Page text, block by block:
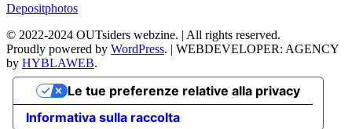
Depositphotos
© 2022-2024 OUTsiders webzine. | All rights reserved.
Proudly powered by WordPress. | WEBDEVELOPER: AGENCY
by HYBLAWEB.
Informativa sulla raccolta
Le tue preferenze relative alla privacy